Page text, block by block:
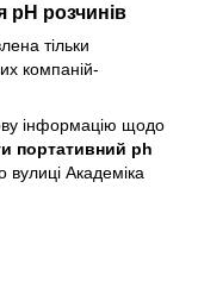
рН розчинів
тільки
компаній-
інформацію щодо
портативний ph
вулиці Академіка